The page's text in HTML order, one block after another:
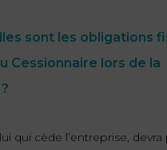
sont les obligations
Cessionnaire lors de la
qui cède l’entreprise, devra